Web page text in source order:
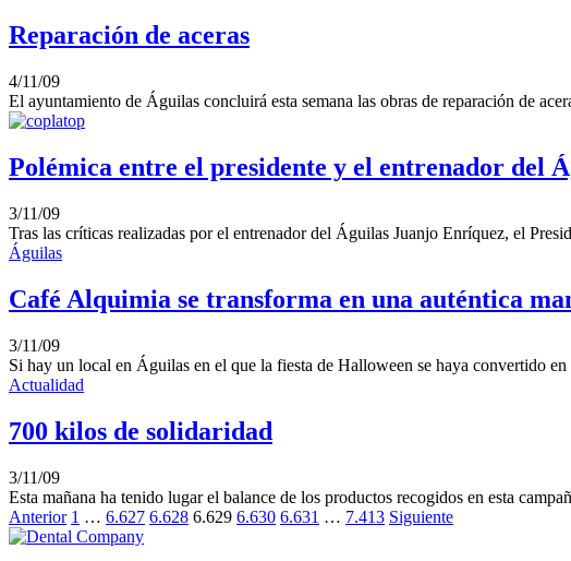
Reparación de aceras
4/11/09
El ayuntamiento de Águilas concluirá esta semana las obras de reparación de
Polémica entre el presidente y el entrenador del
3/11/09
Tras las críticas realizadas por el entrenador del Águilas Juanjo Enríquez, el
Águilas
Café Alquimia se transforma en una auténtica
3/11/09
Si hay un local en Águilas en el que la fiesta de Halloween se haya convertido
Actualidad
700 kilos de solidaridad
3/11/09
Esta mañana ha tenido lugar el balance de los productos recogidos en esta
Anterior 1 … 6.627 6.628 6.629 6.630 6.631 … 7.413 Siguiente